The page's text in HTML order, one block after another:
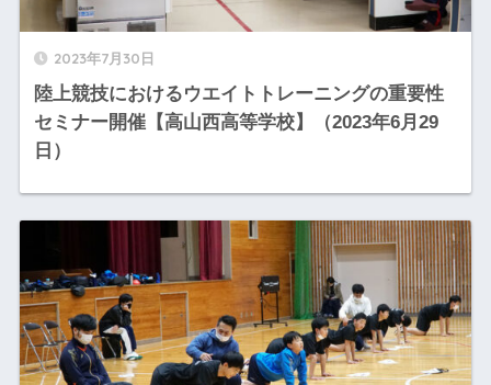
2023年7月30日
陸上競技におけるウエイトトレーニングの重要性
セミナー開催【高山西高等学校】（2023年6月29
日）